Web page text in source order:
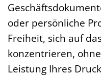
oder persönliche
Freiheit, sich auf
konzentrieren,
Leistung Ihres